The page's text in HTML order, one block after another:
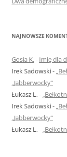
NAJNOWSZE
Gosia K.- Imię dla
Irek Sadowski-
„Jabberwocky”
Łukasz L.-
Irek Sadowski-
„Jabberwocky”
Łukasz L.-